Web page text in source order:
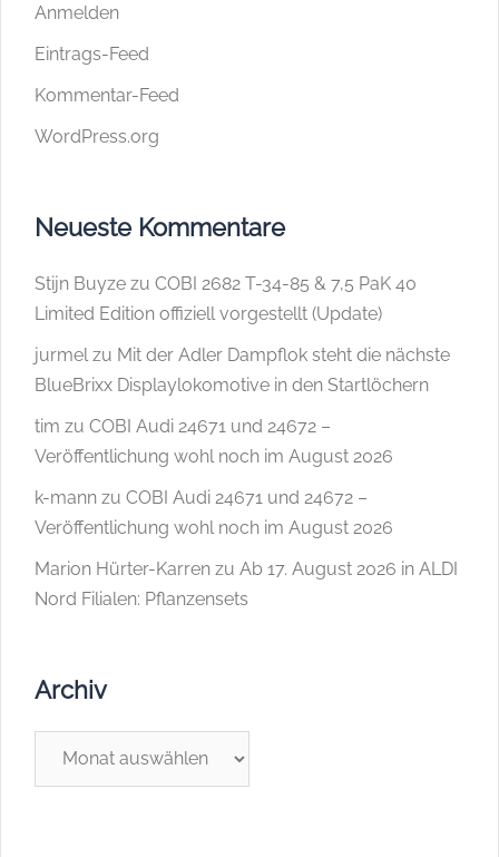
Anmelden
Eintrags-Feed
Kommentar-Feed
WordPress.org
Neueste Kommentare
Stijn Buyze zu COBI 2682 T-34-85 & 7,5 PaK 40
Limited Edition offiziell vorgestellt (Update)
jurmelzu Mit der Adler Dampflok steht die nächste
BlueBrixx Displaylokomotive in den Startlöchern
tim zu COBI Audi 24671 und 24672 –
Veröffentlichung wohl noch im August 2026
k-mann zu COBI Audi 24671 und 24672 –
Veröffentlichung wohl noch im August 2026
Marion Hürter-Karren zu Ab 17. August 2026 in ALDI
Nord Filialen: Pflanzensets
Archiv